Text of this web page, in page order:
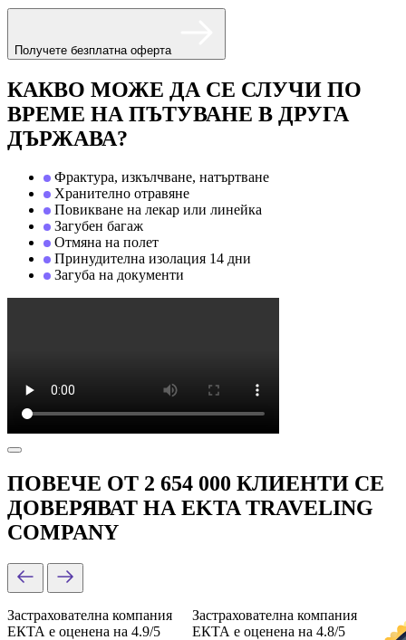
Получете безплатна оферта
КАКВО МОЖЕ ДА СЕ СЛУЧИ ПО
ВРЕМЕ НА ПЪТУВАНЕ В ДРУГА
ДЪРЖАВА?
Фрактура, изкълчване, натъртване
Хранително отравяне
Повикване на лекар или линейка
Загубен багаж
Отмяна на полет
Принудителна изолация 14 дни
Загуба на документи
ПОВЕЧЕ ОТ 2 654 000 КЛИЕНТИ СЕ
ДОВЕРЯВАТ НА EKTA TRAVELING
COMPANY
Застрахователна компания
ЕКТА е оценена на 4.9/5
Застрахователна компания
ЕКТА е оценена на 4.8/5